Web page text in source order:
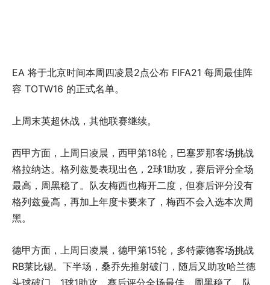
EA 将于北京时间本周四凌晨2点公布 FIFA21 每周最佳阵
容 TOTW16 的正式名单。
上周末英超休战，其他联赛继续。
西甲方面，上周日凌晨，西甲第18轮，巴塞罗那客场挑战
格拉纳达。格列兹曼表现出色，2球1助攻，赛后评分全场
最高，周黑稳了。队友梅西也梅开二度，但赛后评分没有
格列兹曼高，再加上年度卡要来了，梅西不会入选本次周
黑。
德甲方面，上周日凌晨，德甲第15轮，多特蒙德客场挑战
RB莱比锡。下半场，桑乔先推射破门，随后又助攻哈兰德
头球破门。1球1助攻，赛后评分全场最佳，周黑稳了。队